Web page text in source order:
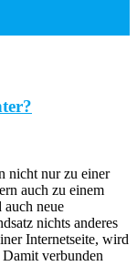
nicht nur zu einer
auch zu einem
neue
nichts anderes
Internetseite, wird
verbunden